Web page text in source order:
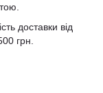
доставки від
грн.